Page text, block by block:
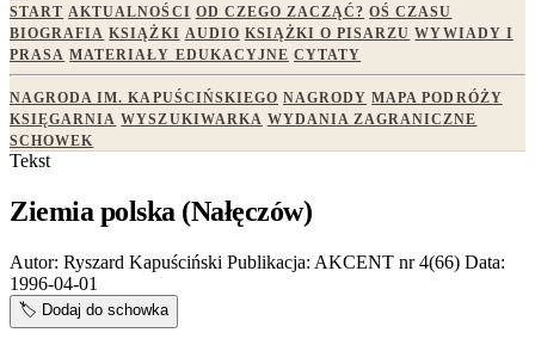
START AKTUALNOŚCI OD CZEGO ZACZĄĆ? OŚ CZASU
BIOGRAFIA KSIĄŻKI AUDIO KSIĄŻKI O PISARZU WYWIADY I
PRASA MATERIAŁY EDUKACYJNE CYTATY
NAGRODA IM. KAPUŚCIŃSKIEGO NAGRODY MAPA PODRÓŻY
KSIĘGARNIA WYSZUKIWARKA WYDANIA ZAGRANICZNE
SCHOWEK
Tekst
Ziemia polska (Nałęczów)
Autor: Ryszard Kapuściński Publikacja: AKCENT nr 4(66) Data:
1996-04-01
🏷️ Dodaj do schowka